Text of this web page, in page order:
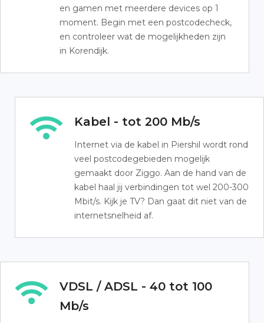
en gamen met meerdere devices op 1
moment. Begin met een postcodecheck,
en controleer wat de mogelijkheden zijn
in Korendijk.
Kabel - tot 200 Mb/s
Internet via de kabel in Piershil wordt rond
veel postcodegebieden mogelijk
gemaakt door Ziggo. Aan de hand van de
kabel haal jij verbindingen tot wel 200-300
Mbit/s. Kijk je TV? Dan gaat dit niet van de
internetsnelheid af.
VDSL / ADSL - 40 tot 100
Mb/s